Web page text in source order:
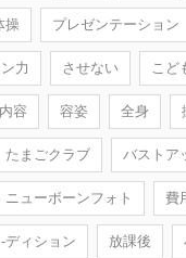
操 プレゼンテーション
力 させない こど
容 容姿 全身
たまごクラブ バストア
ニューボーンフォト 費
ディション 放課後